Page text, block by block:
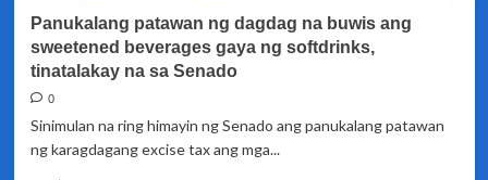
Panukalang patawan ng dagdag na buwis ang
sweetened beverages gaya ng softdrinks,
tinatalakay na sa Senado
0
Sinimulan na ring himayin ng Senado ang panukalang patawan
ng karagdagang excise tax ang mga...